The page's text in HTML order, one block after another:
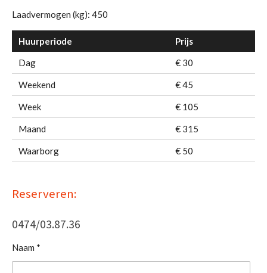
Laadvermogen (kg): 450
Huurperiode
Prijs
Dag
€ 30
Weekend € 45
Week € 105
Maand € 315
Waarborg € 50
Reserveren:
0474/03.87.36
Naam *